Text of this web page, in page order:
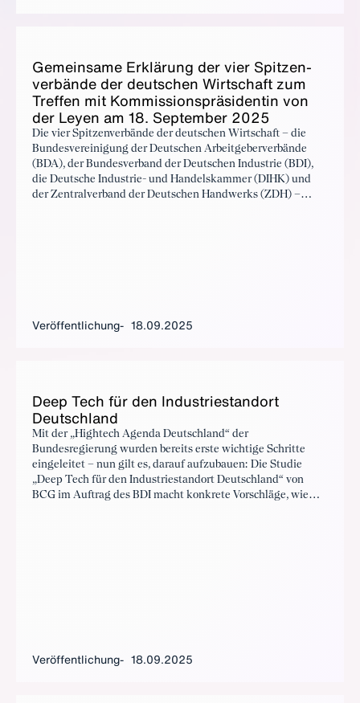
Ge­mein­sa­me Er­klä­rung der vier Spit­zen­
ver­bän­de der deut­schen Wirt­schaft zum
Tref­fen mit Kom­mis­si­ons­prä­si­den­tin von
der Ley­en am 18. Sep­tem­ber 2025
Die vier Spitzenverbände der deutschen Wirtschaft – die
Bundesvereinigung der Deutschen Arbeitgeberverbände
(BDA), der Bundesverband der Deutschen Industrie (BDI),
die Deutsche Industrie- und Handelskammer (DIHK) und
der Zentralverband der Deutschen Handwerks (ZDH) –
Veröffentlichung 18.09.2025
Deep Tech für den In­dus­trie­stand­ort
Deutsch­land
Mit der „Hightech Agenda Deutschland“ der
Bundesregierung wurden bereits erste wichtige Schritte
eingeleitet – nun gilt es, darauf aufzubauen: Die Studie
„Deep Tech für den Industriestandort Deutschland“ von
BCG im Auftrag des BDI macht konkrete Vorschläge, wie
Veröffentlichung 18.09.2025